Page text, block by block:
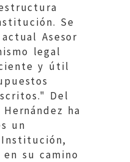
Se
Asesor
legal
y útil
Del
ha
un
su camino